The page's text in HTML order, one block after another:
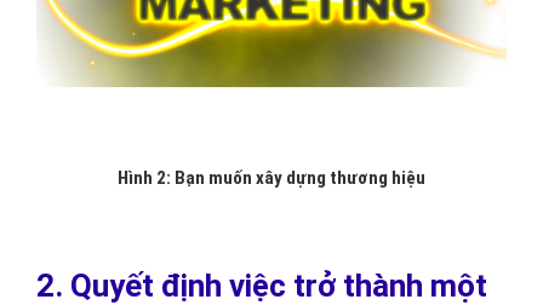
Hình 2: Bạn muốn xây dựng thương hiệu
2. Quyết định việc trở thành một